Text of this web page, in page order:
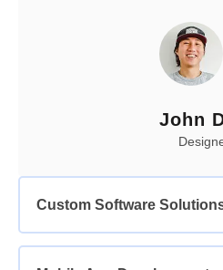
John
Custom Software